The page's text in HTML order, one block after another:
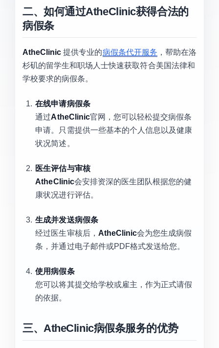
二、如何通过AtheClinic获得合法的
病假条
AtheClinic 提供专业的病假条代开服务 ，帮助在洛
杉矶的留学生和职场人士快速获取符合美国法律和
学校要求的病假条。
在线申请病假条
通过AtheClinic官网，您可以轻松提交病假条
申请。只需提供一些基本的个人信息以及健康
状况简述。
医生评估与审核
AtheClinic会安排资深的医生团队根据您的健
康状况进行评估。
生成并发送病假条
经过医生审核后， AtheClinic会为您生成病假
条，并通过电子邮件或PDF格式发送给您。
使用病假条
您可以将其提交给学校或雇主，作为正式请假
的依据。
三、AtheClinic病假条服务的优势